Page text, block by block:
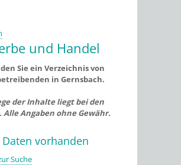
und Handel
Sie ein Verzeichnis von
in Gernsbach.
der Inhalte liegt bei den
Alle Angaben ohne Gewähr.
Daten vorhanden
Suche